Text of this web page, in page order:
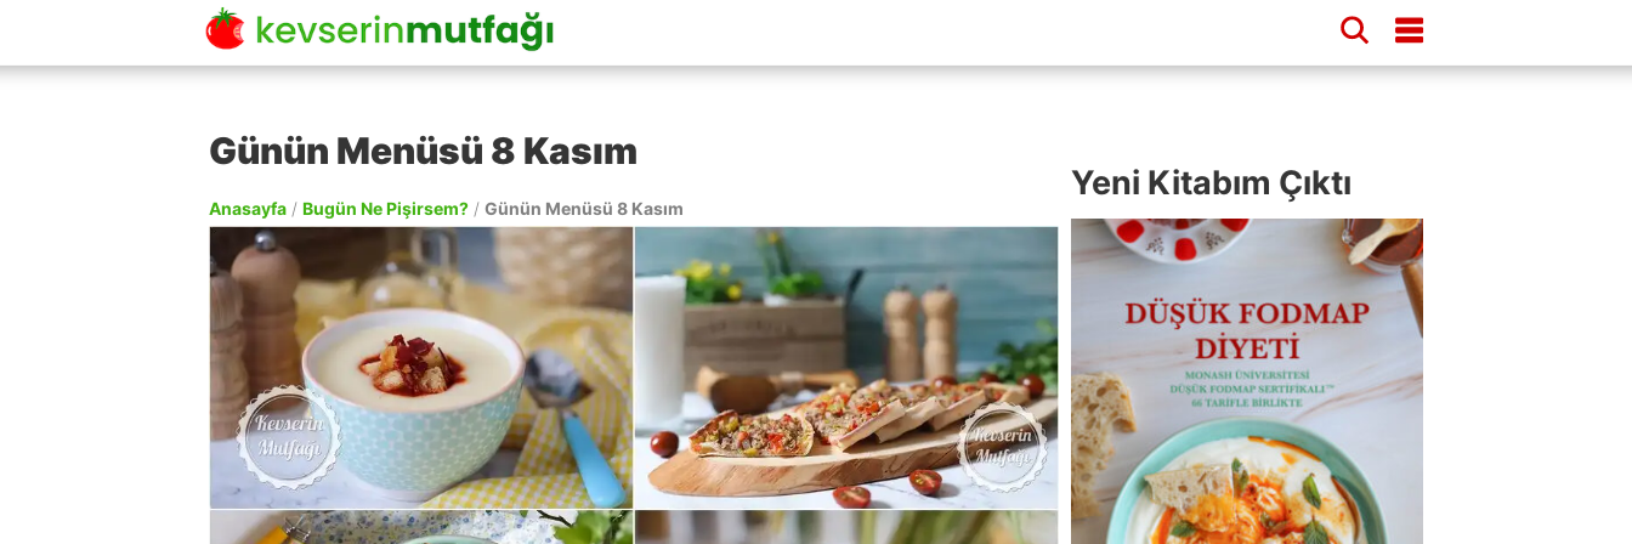
Günün Menüsü 8 Kasım
Anasayfa / Bugün Ne Pişirsem? / Günün Menüsü 8 Kasım
Yeni Kitabım Çıktı